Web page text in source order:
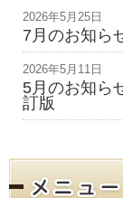
2026年5月25日
7月のお知ら
2026年5月11日
5月のお知ら
訂版